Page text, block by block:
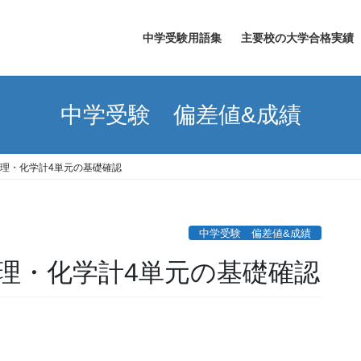
中学受験用語集 主要校の大学合格実績
中学受験 偏差値&成績
・化学計4単元の基礎確認
中学受験 偏差値&成績
化学計4単元の基礎確認